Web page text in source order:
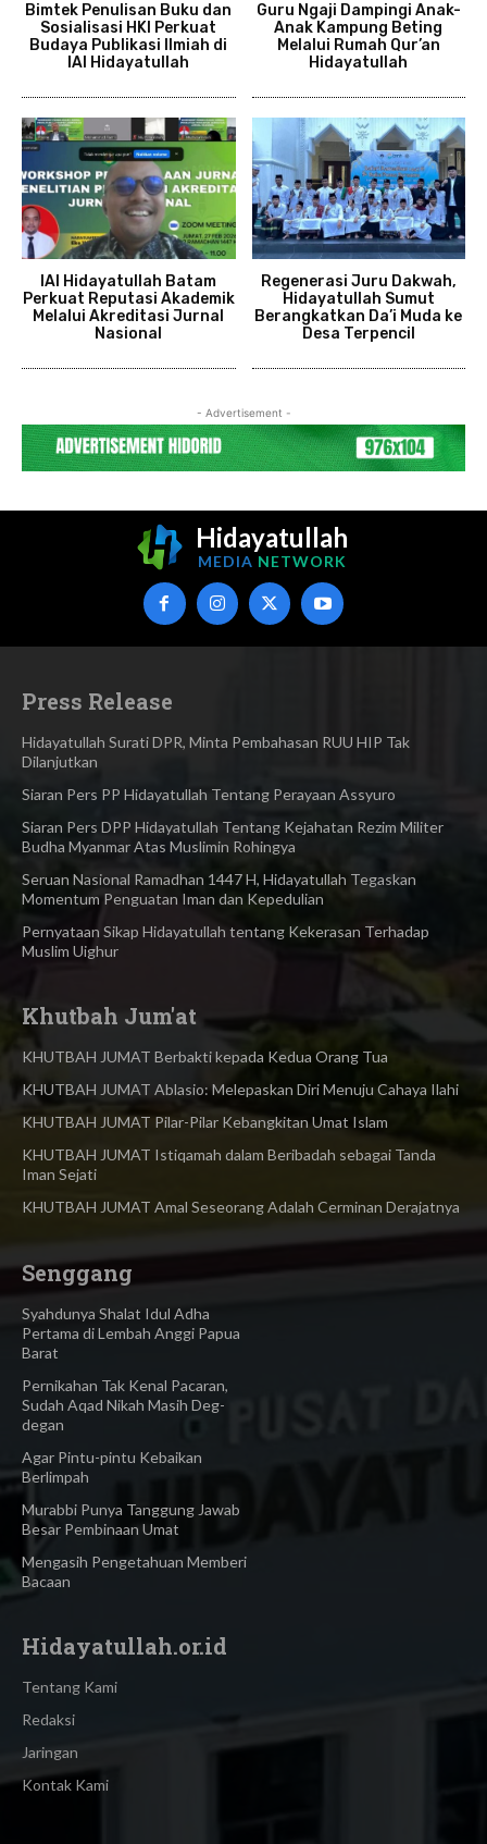
Bimtek Penulisan Buku dan
Sosialisasi HKI Perkuat
Budaya Publikasi Ilmiah di
IAI Hidayatullah
Guru Ngaji Dampingi Anak-
Anak Kampung Beting
Melalui Rumah Qur’an
Hidayatullah
IAI Hidayatullah Batam
Perkuat Reputasi Akademik
Melalui Akreditasi Jurnal
Nasional
Regenerasi Juru Dakwah,
Hidayatullah Sumut
Berangkatkan Da’i Muda ke
Desa Terpencil
- Advertisement -
Hidayatullah
MEDIA NETWORK
Press Release
Hidayatullah Surati DPR, Minta Pembahasan RUU HIP Tak
Dilanjutkan
Siaran Pers PP Hidayatullah Tentang Perayaan Assyuro
Siaran Pers DPP Hidayatullah Tentang Kejahatan Rezim Militer
Budha Myanmar Atas Muslimin Rohingya​
Seruan Nasional Ramadhan 1447 H, Hidayatullah Tegaskan
Momentum Penguatan Iman dan Kepedulian
Pernyataan Sikap Hidayatullah tentang Kekerasan Terhadap
Muslim Uighur
Khutbah Jum'at
KHUTBAH JUMAT Berbakti kepada Kedua Orang Tua
KHUTBAH JUMAT Ablasio: Melepaskan Diri Menuju Cahaya Ilahi
KHUTBAH JUMAT Pilar-Pilar Kebangkitan Umat Islam
KHUTBAH JUMAT Istiqamah dalam Beribadah sebagai Tanda
Iman Sejati
KHUTBAH JUMAT Amal Seseorang Adalah Cerminan Derajatnya
Senggang
Syahdunya Shalat Idul Adha
Pertama di Lembah Anggi Papua
Barat
Pernikahan Tak Kenal Pacaran,
Sudah Aqad Nikah Masih Deg-
degan
Agar Pintu-pintu Kebaikan
Berlimpah
Murabbi Punya Tanggung Jawab
Besar Pembinaan Umat
Mengasih Pengetahuan Memberi
Bacaan
Hidayatullah.or.id
Tentang Kami
Redaksi
Jaringan
Kontak Kami